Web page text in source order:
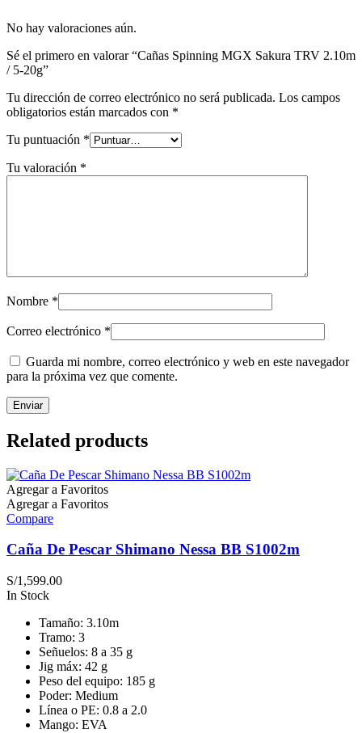
No hay valoraciones aún.
Sé el primero en valorar “Cañas Spinning MGX Sakura TRV 2.10m
/ 5-20g”
Tu dirección de correo electrónico no será publicada. Los campos
obligatorios están marcados con *
Tu puntuación *
Tu valoración *
Nombre *
Correo electrónico *
Guarda mi nombre, correo electrónico y web en este navegador
para la próxima vez que comente.
Related products
Agregar a Favoritos
Agregar a Favoritos
Compare
Caña De Pescar Shimano Nessa BB S1002m
S/1,599.00
In Stock
Tamaño: 3.10m
Tramo: 3
Señuelos: 8 a 35 g
Jig máx: 42 g
Peso del equipo: 185 g
Poder: Medium
Línea o PE: 0.8 a 2.0
Mango: EVA